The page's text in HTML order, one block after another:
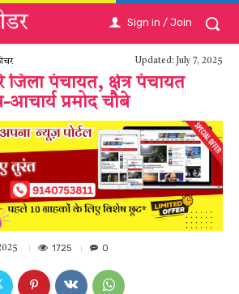
Sign in / Join
Updated: July 7, 2025
पंचायत, क्षेत्र पंचायत
प्रमोद चौबे
1725 0